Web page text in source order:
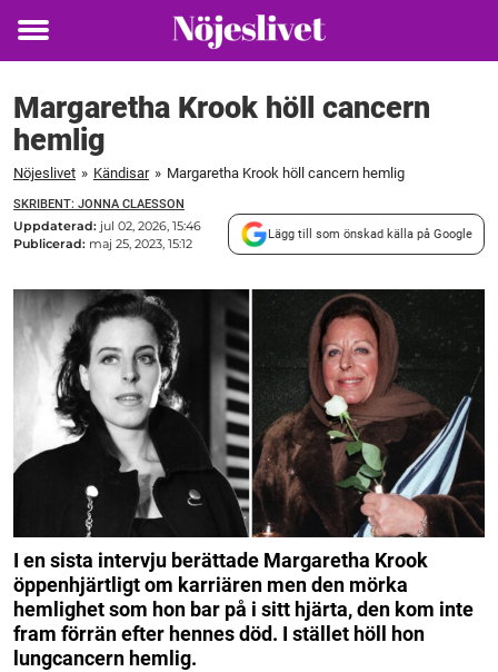
Toggle
Margaretha Krook höll cancern
hemlig
Nöjeslivet » Kändisar » Margaretha Krook höll cancern hemlig
SKRIBENT: JONNA CLAESSON
Uppdaterad: jul 02, 2026, 15:46
Publicerad: maj 25, 2023, 15:12
Lägg till som önskad källa på Google
I en sista intervju berättade Margaretha Krook
öppenhjärtligt om karriären men den mörka
hemlighet som hon bar på i sitt hjärta, den kom inte
fram förrän efter hennes död. I stället höll hon
lungcancern hemlig.